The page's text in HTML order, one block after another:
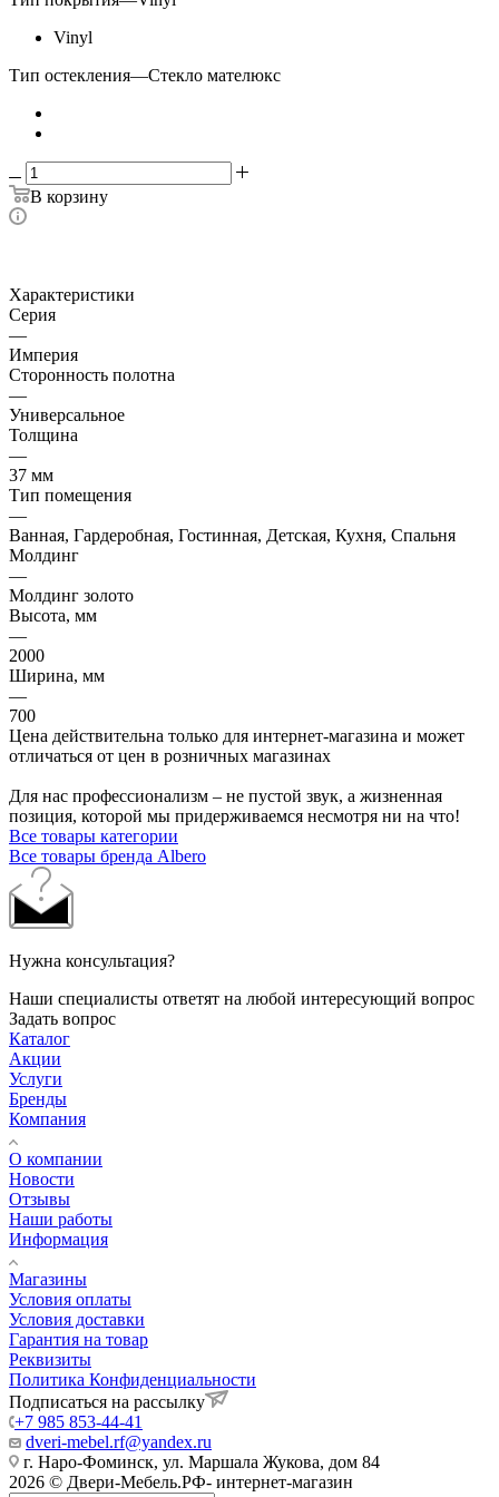
Vinyl
Тип остекления—Стекло мателюкс
В корзину
Характеристики
Серия
—
Империя
Сторонность полотна
—
Универсальное
Толщина
—
37 мм
Тип помещения
—
Ванная, Гардеробная, Гостинная, Детская, Кухня, Спальня
Молдинг
—
Молдинг золото
Высота, мм
—
2000
Ширина, мм
—
700
Цена действительна только для интернет-магазина и может
отличаться от цен в розничных магазинах
Для нас профессионализм – не пустой звук, а жизненная
позиция, которой мы придерживаемся несмотря ни на что!
Все товары категории
Все товары бренда Albero
Нужна консультация?
Наши специалисты ответят на любой интересующий вопрос
Задать вопрос
Каталог
Акции
Услуги
Бренды
Компания
О компании
Новости
Отзывы
Наши работы
Информация
Магазины
Условия оплаты
Условия доставки
Гарантия на товар
Реквизиты
Политика Конфиденциальности
Подписаться на рассылку
+7 985 853-44-41
dveri-mebel.rf@yandex.ru
г. Наро-Фоминск, ул. Маршала Жукова, дом 84
2026 © Двери-Мебель.РФ- интернет-магазин